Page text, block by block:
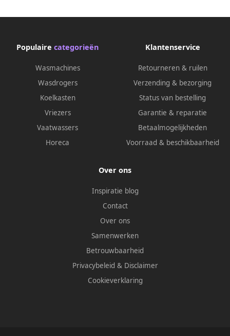
Koolstoffilter Witte LED's
Populaire categorieën
Wasmachines
Wasdrogers
Koelkasten
Vriezers
Vaatwassers
Horeca
Klantenservice
Retourneren & ruilen
Verzending & bezorging
Status van bestelling
Garantie & reparatie
Betaalmogelijkheden
Voorraad & beschikbaarheid
Over ons
Inspiratie blog
Contact
Over ons
Samenwerken
Betrouwbaarheid
Privacybeleid & Disclaimer
Cookieverklaring